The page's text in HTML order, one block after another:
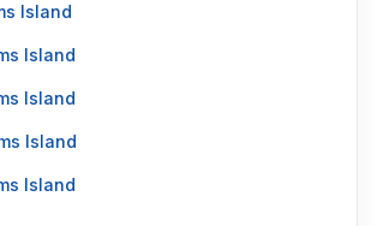
Island
Island
Island
Island
Island